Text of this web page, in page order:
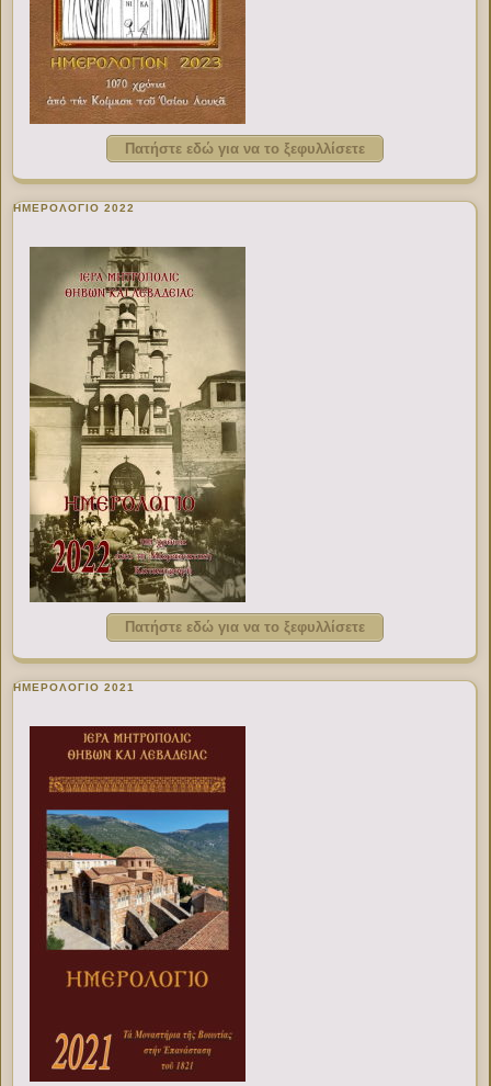
Πατήστε εδώ για να το ξεφυλλίσετε
ΗΜΕΡΟΛΟΓΙΟ 2022
Πατήστε εδώ για να το ξεφυλλίσετε
ΗΜΕΡΟΛΟΓΙΟ 2021